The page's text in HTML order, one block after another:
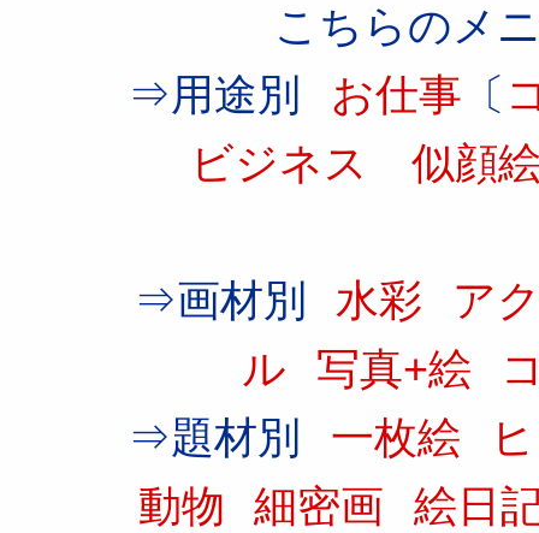
こちらのメ
⇒用途別
お仕事 〔
ビジネス
似顔
⇒画材別 水彩
ア
ル
写真+絵
⇒題材別
一枚絵
動物
細密画 絵日